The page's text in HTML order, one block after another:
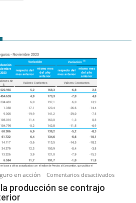
en acción Comentarios desactivadosen
producción se contrajo